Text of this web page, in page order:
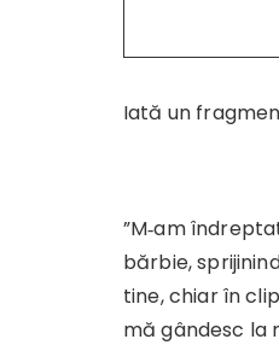
Iată un
”M‑am
bărbie,
tine, chiar în
mă gândesc la